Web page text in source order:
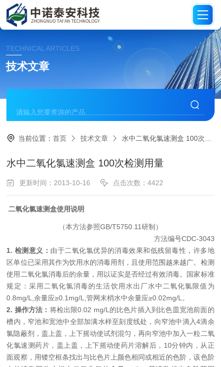
TECHNICAL ARTICLES
技术文章
当前位置：首页 技术文章 水中二氧化氯速测盒 100次检测用量
水中二氧化氯速测盒 100次检测用量
更新时间：2013-10-16 点击次数：4422
二氧化氯速测盒使用说明
（本方法参照GB/T5750.11研制）
方法编号CDC-3043
1. 检测意义： 由于二氧化氯优异的消毒效果和低残留毒性，许多地
区单位已采用其作为饮用水的消毒用剂，且使用范围越来越广。检测
使用二氧化氯消毒后的余量，用以证实是否经过有效消毒。国家标准
规定：采用二氧化氯消毒的生活饮用水出厂水中二氧化氯限值为
0.8mg/L,余量应≥0.1mg/L,管网末梢水中余量应≥0.02mg/L 。
2. 操作方法： 将检出限0.02 mg/L 的比色片插入到比色 皿宽池前面的
槽内， 窄池和宽池中全部加满水样至刻度线处，向窄池中滴入4滴余
氯隐蔽剂，盖上盖，上下摇动使试剂混匀，再向窄池中加入一粒二氧
化氯速测药片，盖上盖，上下摇动使药片溶解后， 10分钟内，从正
面观察，用镂空框条找出与比色片上颜色相同或相近的色阶，该色阶